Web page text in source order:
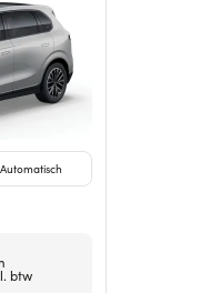
Automatisch
btw